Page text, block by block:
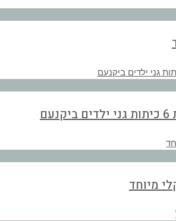
מיוחד